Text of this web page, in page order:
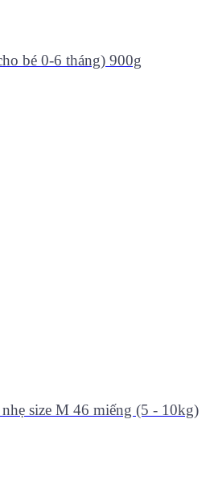
bé 0-6 tháng) 900g
size M 46 miếng (5 - 10kg)